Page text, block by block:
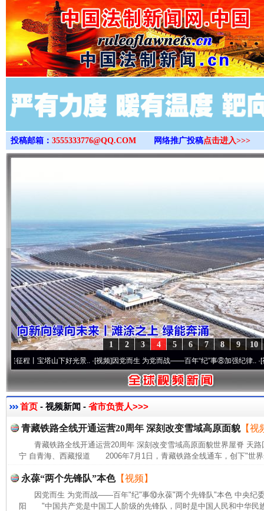
>
投稿邮箱： 3555333776@QQ.COM 网络推广投稿点击进入>>>
10
9
8
7
6
5
4
3
2
1
丨宝塔山下好光景..·[视频]因党而生 为党而战——百年“纪”事⑧加强纪律..·[视频]牢
首页 - 视频新闻 - 省市负责人>>>
青藏铁路全线开通运营20周年 深刻改变雪域高原面貌【视
青藏铁路全线开通运营20周年 深刻改变雪域高原面貌世界屋脊 天
宁 自青海、西藏报道 2006年7月1日，青藏铁路全线通车，创下"世界
永葆“两个先锋队”本色【视频】
因党而生 为党而战——百年"纪"事⑩永葆"两个先锋队"本色 中央纪
阳 "中国共产党是中国工人阶级的先锋队，同时是中国人民和中华民